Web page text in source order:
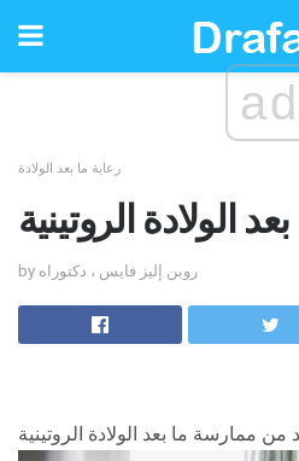
ad
رعاية ما بعد الولادة
الولادة الروتينية
by روبن إليز فايس ، دكتوراه
من ممارسة ما بعد الولادة الروتينية